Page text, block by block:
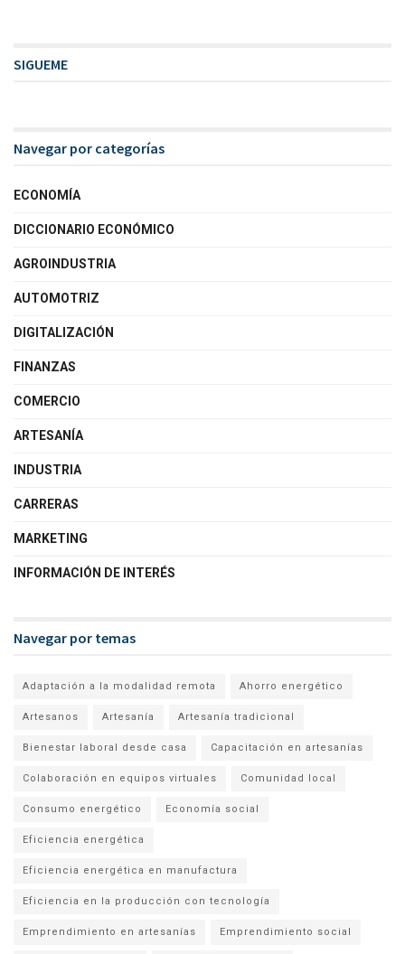
SIGUEME
Navegar por categorías
ECONOMÍA
DICCIONARIO ECONÓMICO
AGROINDUSTRIA
AUTOMOTRIZ
DIGITALIZACIÓN
FINANZAS
COMERCIO
ARTESANÍA
INDUSTRIA
CARRERAS
MARKETING
INFORMACIÓN DE INTERÉS
Navegar por temas
Adaptación a la modalidad remota Ahorro energético
Artesanos Artesanía Artesanía tradicional
Bienestar laboral desde casa Capacitación en artesanías
Colaboración en equipos virtuales Comunidad local
Consumo energético Economía social
Eficiencia energética
Eficiencia energética en manufactura
Eficiencia en la producción con tecnología
Emprendimiento en artesanías Emprendimiento social